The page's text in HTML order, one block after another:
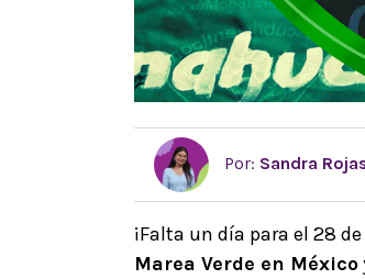
Por: Sandra
¡Falta un día para el 28
Marea Verde en México